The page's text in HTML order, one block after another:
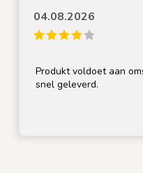
04.08.2026
Produkt voldoet aan
snel geleverd.